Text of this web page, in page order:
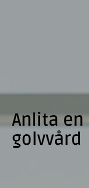
Anlita
golvvård